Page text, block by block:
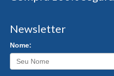
Newsletter
Nome: